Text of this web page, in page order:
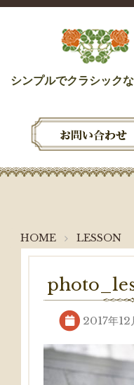
シンプルでクラシック
HOME LESSON
2017年12